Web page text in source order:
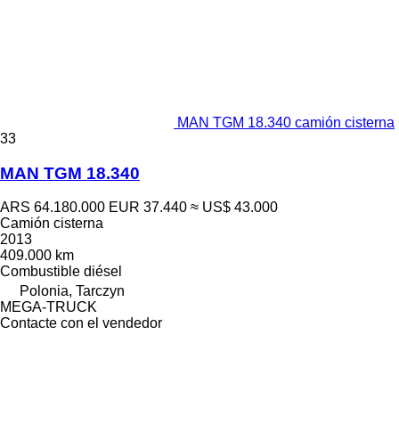
MAN TGM 18.340 camión cisterna
33
MAN TGM 18.340
ARS 64.180.000 EUR 37.440 ≈ US$ 43.000
Camión cisterna
2013
409.000 km
Combustible diésel
Polonia, Tarczyn
MEGA-TRUCK
Contacte con el vendedor